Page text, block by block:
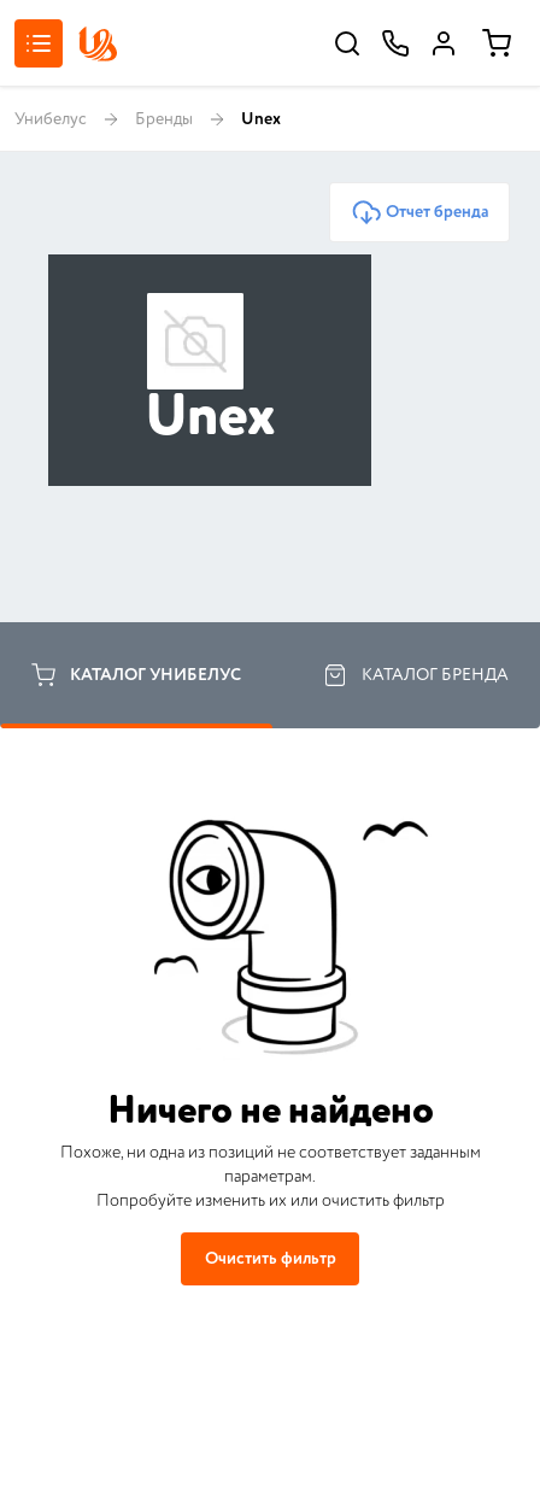
Унибелус Бренды Unex
Отчет бренда
Unex
КАТАЛОГ УНИБЕЛУС КАТАЛОГ БРЕНДА
Ничего не найдено
Похоже, ни одна из позиций не соответствует заданным
параметрам.
Попробуйте изменить их или очистить фильтр
Очистить фильтр